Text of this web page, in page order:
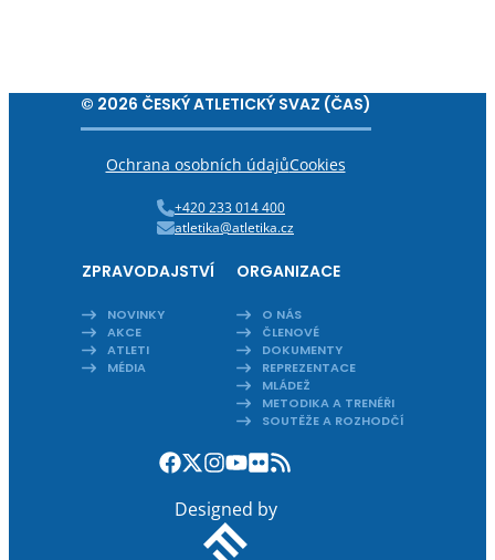
© 2026 ČESKÝ ATLETICKÝ SVAZ (ČAS)
Ochrana osobních údajůCookies
+420 233 014 400
atletika@atletika.cz
ZPRAVODAJSTVÍ
NOVINKY
AKCE
ATLETI
MÉDIA
ORGANIZACE
O NÁS
ČLENOVÉ
DOKUMENTY
REPREZENTACE
MLÁDEŽ
METODIKA A TRENÉŘI
SOUTĚŽE A ROZHODČÍ
Designed by